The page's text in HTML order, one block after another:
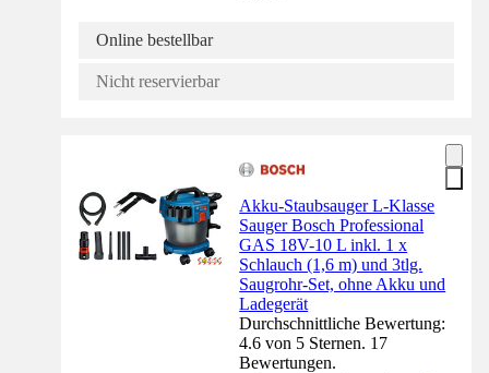
Online bestellbar
Nicht reservierbar
Akku-Staubsauger L-Klasse
Sauger Bosch Professional
GAS 18V-10 L inkl. 1 x
Schlauch (1,6 m) und 3tlg.
Saugrohr-Set, ohne Akku und
Ladegerät
Durchschnittliche Bewertung:
4.6 von 5 Sternen. 17
Bewertungen.